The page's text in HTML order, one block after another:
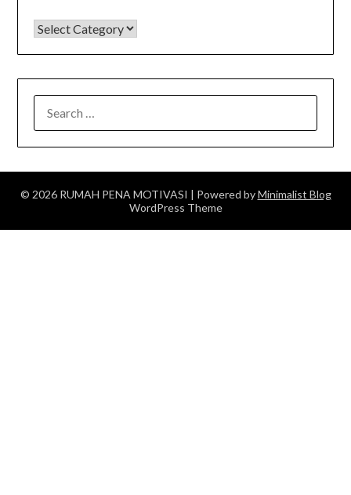
KATEGORI
FOR:
© 2026 RUMAH PENA MOTIVASI | Powered byMinimalist Blog
WordPress Theme